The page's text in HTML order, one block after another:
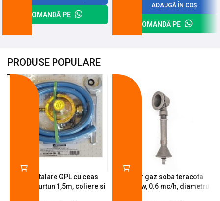
COMANDĂ PE
ADAUGĂ ÎN COȘ
COMANDĂ PE
PRODUSE POPULARE
Kit instalare GPL cu ceas
butelie, furtun 1,5m, coliere si
Arzator gaz soba teracota
A600, 6 kw, 0.6 mc/h, diametru